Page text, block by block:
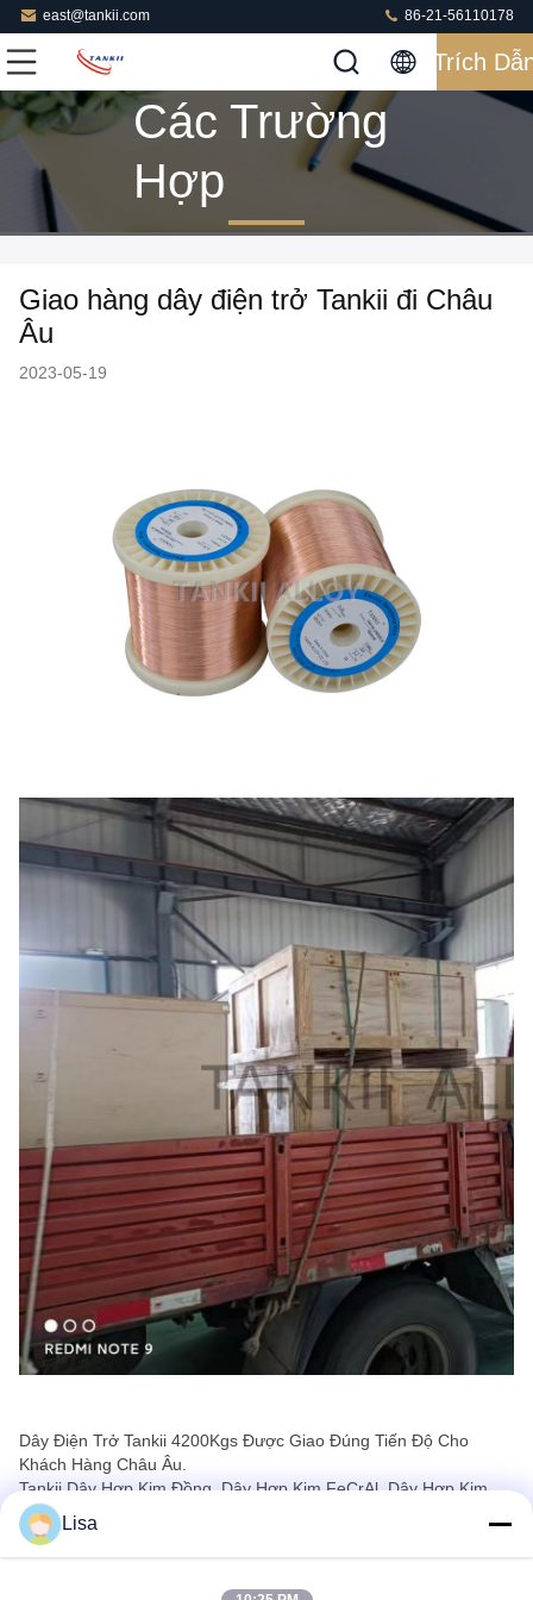
east@tankii.com 86-21-56110178
Trích
Các Trường
Hợp
Giao hàng dây điện trở Tankii đi Châu
Âu
2023-05-19
Dây Điện Trở Tankii 4200Kgs Được Giao Đúng Tiến Độ Cho
Khách Hàng Châu Âu.
Tankii Dây Hợp Kim Đồng, Dây Hợp Kim FeCrAl, Dây Hợp Kim
NiCr Là Những Sản Phẩm Được Ưa Chuộng Nhất.
Lisa